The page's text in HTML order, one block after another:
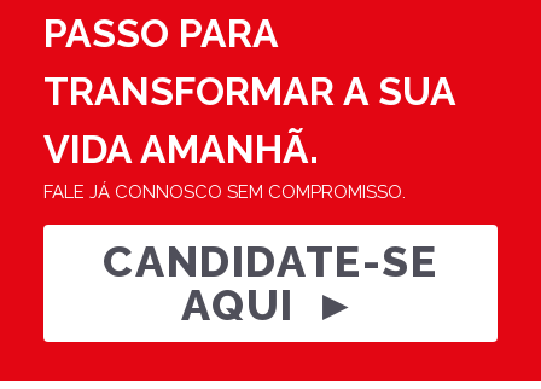
PASSO PARA
TRANSFORMAR A SUA
VIDA AMANHÃ.
FALE JÁ CONNOSCO SEM COMPROMISSO.
CANDIDATE-SE
AQUI